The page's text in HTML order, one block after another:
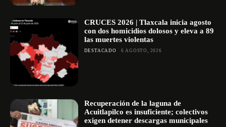
CRUCES 2026 | Tlaxcala inicia agosto
con dos homicidios dolosos y eleva a 89
las muertes violentas
DESTACADO 6 AGOSTO, 2026
Recuperación de la laguna de
Acuitlapilco es insuficiente; colectivos
exigen detener descargas municipales